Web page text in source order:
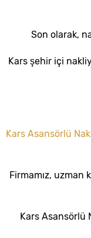
Son olarak,
Kars şehir içi
Kars Asansörlü
Firmamız, uzman
Kars Asansörlü